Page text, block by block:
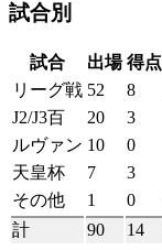
試合別
試合 出場 得点
リーグ戦 52 8
J2/J3百
20 3
ルヴァン 10 0
天皇杯
7 3
その他
1 0
計
90 14